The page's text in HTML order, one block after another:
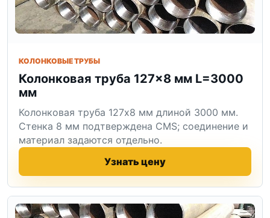
КОЛОНКОВЫЕ ТРУБЫ
Колонковая труба 127×8 мм L=3000
мм
Колонковая труба 127x8 мм длиной 3000 мм.
Стенка 8 мм подтверждена CMS; соединение и
материал задаются отдельно.
Узнать цену